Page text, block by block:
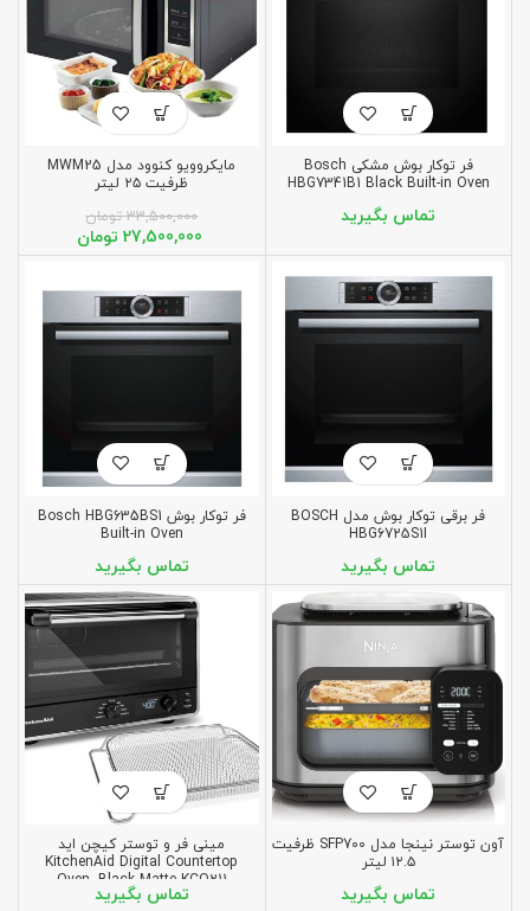
فر توکار بوش مشکی Bosch
HBG7341B1 Black Built-in Oven
مایکروویو کنوود مدل MWM25
ظرفیت ۲۵ لیتر
33,500,000 تومان
27,500,000 تومان
فر برقی توکار بوش مدل BOSCH
HBG6725S1I
فر توکار بوش Bosch HBG635BS1
Built-in Oven
آون توستر نینجا مدل SFP700 ظرفیت
۱۲.۵ لیتر
مینی فر و توستر کیچن اید
KitchenAid Digital Countertop
Oven, Black Matte KCO211